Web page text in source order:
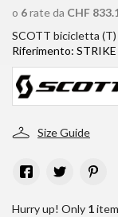
o 6rate da CHF
SCOTT bicicletta (T)
Riferimento:
Size Guide
Hurry up! Only 1